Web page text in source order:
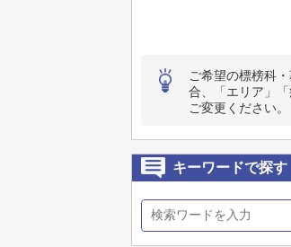
ご希望の標榜科
合、「エリア」
ご変更ください。
キーワードで探す